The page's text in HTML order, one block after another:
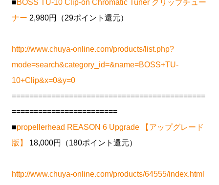
■BOSS TU-10 Clip-on Chromatic Tuner クリップチュー
ナー 2,980円（29ポイント還元）
http://www.chuya-online.com/products/list.php?
mode=search&category_id=&name=BOSS+TU-
10+Clip&x=0&y=0
============================================
========================
■propellerhead REASON 6 Upgrade 【アップグレード
版】
18,000円（180ポイント還元）
http://www.chuya-online.com/products/64555/index.html